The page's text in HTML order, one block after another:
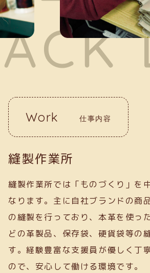
Work 仕事内容
縫製作業所
縫製作業所では「ものづくり」を
なります。主に自社ブランドの商
の縫製を行っており、本革を使っ
どの革製品、保存袋、硬貨袋等の
す。経験豊富な支援員が優しく丁
ので、安心して働ける環境です。